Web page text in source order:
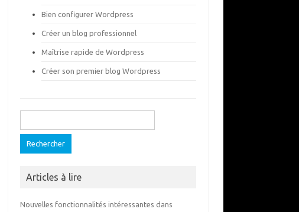
Bien configurer Wordpress
Créer un blog professionnel
Maîtrise rapide de Wordpress
Créer son premier blog Wordpress
Articles à lire
Nouvelles fonctionnalités intéressantes dans